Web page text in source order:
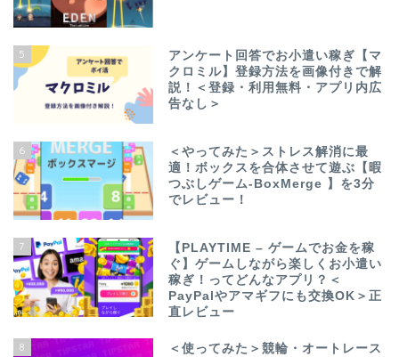
5
アンケート回答でお小遣い稼ぎ【マ
クロミル】登録方法を画像付きで解
説！＜登録・利用無料・アプリ内広
告なし＞
6
＜やってみた＞ストレス解消に最
適！ボックスを合体させて遊ぶ【暇
つぶしゲーム-BoxMerge 】を3分
でレビュー！
7
【PLAYTIME – ゲームでお金を稼
ぐ】ゲームしながら楽しくお小遣い
稼ぎ！ってどんなアプリ？＜
PayPalやアマギフにも交換OK＞正
直レビュー
8
＜使ってみた＞競輪・オートレース